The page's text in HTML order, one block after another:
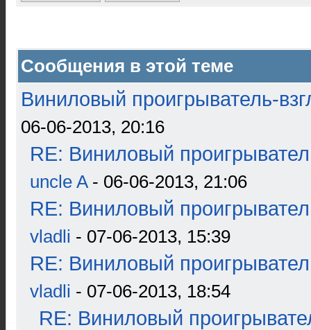
Сообщения в этой теме
Виниловый проигрыватель-
06-06-2013, 20:16
RE: Виниловый
uncle A- 06-06-2013, 21:06
RE: Виниловый
vladli - 07-06-2013, 15:39
RE: Виниловый
vladli - 07-06-2013, 18:54
RE: Виниловый